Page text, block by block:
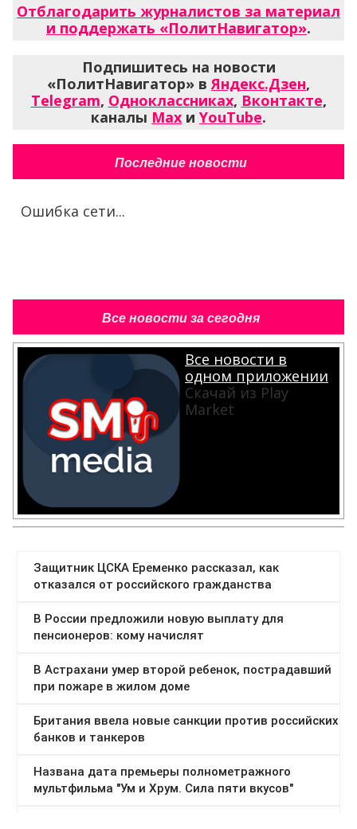
Отблагодарить журналистов за материал
и поддержать «ПолитНавигатор».
Подпишитесь на новости
«ПолитНавигатор» в Яндекс.Дзен,
Telegram, Одноклассниках, Вконтакте,
каналы Max и YouTube.
Последние новости
Ошибка сети...
Все новости за сегодня
Все новости в
одном приложении
Скачай из Play
Market